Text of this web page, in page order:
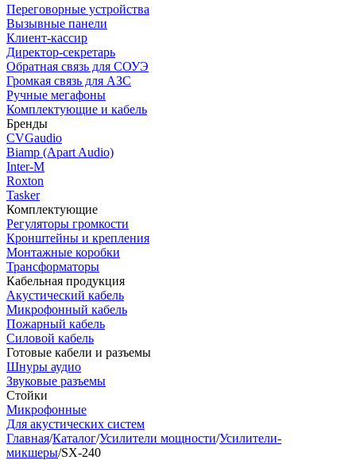
Переговорные устройства
Вызывные панели
Клиент-кассир
Директор-секретарь
Обратная связь для СОУЭ
Громкая связь для АЗС
Ручные мегафоны
Комплектующие и кабель
Бренды
CVGaudio
Biamp (Apart Audio)
Inter-M
Roxton
Tasker
Комплектующие
Регуляторы громкости
Кронштейны и крепления
Монтажные коробки
Трансформаторы
Кабельная продукция
Акустический кабель
Микрофонный кабель
Пожарный кабель
Силовой кабель
Готовые кабели и разъемы
Шнуры аудио
Звуковые разъемы
Стойки
Микрофонные
Для акустических систем
Главная/Каталог/Усилители мощности/Усилители-
микшеры/SX-240